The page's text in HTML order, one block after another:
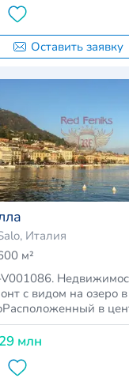
Оставить заявку
Италия
м²
с видом на озеро
в
млн